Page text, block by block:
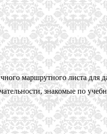
маршрутного листа для
знакомые по